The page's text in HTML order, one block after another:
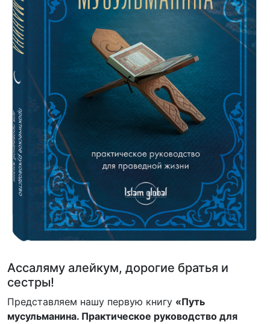
Ассаляму алейкум, дорогие братья и
сестры!
Представляем нашу первую книгу «Путь
мусульманина. Практическое руководство для